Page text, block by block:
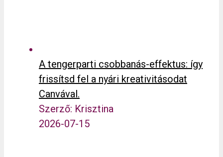
A tengerparti csobbanás-effektus: így
frissítsd fel a nyári kreativitásodat
Canvával.
Szerző: Krisztina
2026-07-15